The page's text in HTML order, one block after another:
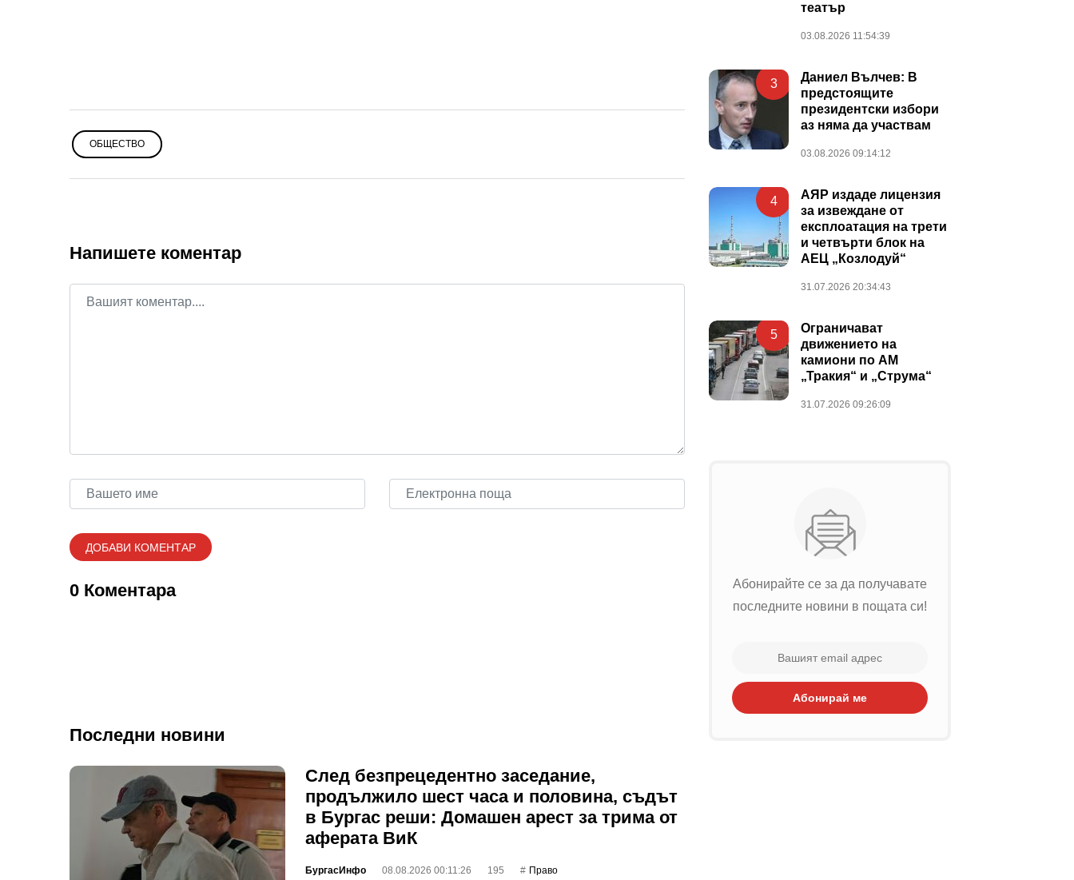
ОБЩЕСТВО
Напишете коментар
0 Коментара
Последни новини
След безпрецедентно заседание,
продължило шест часа и половина, съдът
в Бургас реши: Домашен арест за трима от
аферата ВиК
БургасИнфо 08.08.2026 00:11:26 195 Право
театър
03.08.2026 11:54:39
3
Даниел Вълчев: В
предстоящите
президентски избори
аз няма да участвам
03.08.2026 09:14:12
4
АЯР издаде лицензия
за извеждане от
експлоатация на трети
и четвърти блок на
АЕЦ „Козлодуй“
31.07.2026 20:34:43
5
Ограничават
движението на
камиони по АМ
„Тракия“ и „Струма“
31.07.2026 09:26:09
Абонирайте се за да получавате
последните новини в пощата си!
Абонирай ме